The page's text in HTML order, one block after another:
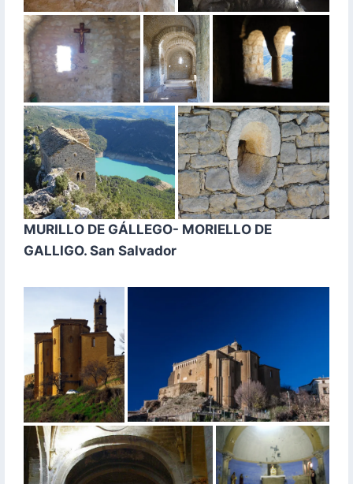
MURILLO DE GÁLLEGO- MORIELLO DE
GALLIGO. San Salvador